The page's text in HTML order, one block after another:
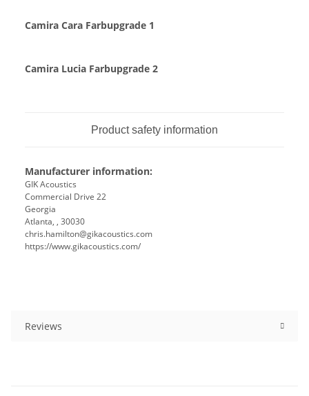
Camira Cara Farbupgrade 1
Camira Lucia Farbupgrade 2
Product safety information
Manufacturer information:
GIK Acoustics
Commercial Drive 22
Georgia
Atlanta, , 30030
chris.hamilton@gikacoustics.com
https://www.gikacoustics.com/
Reviews